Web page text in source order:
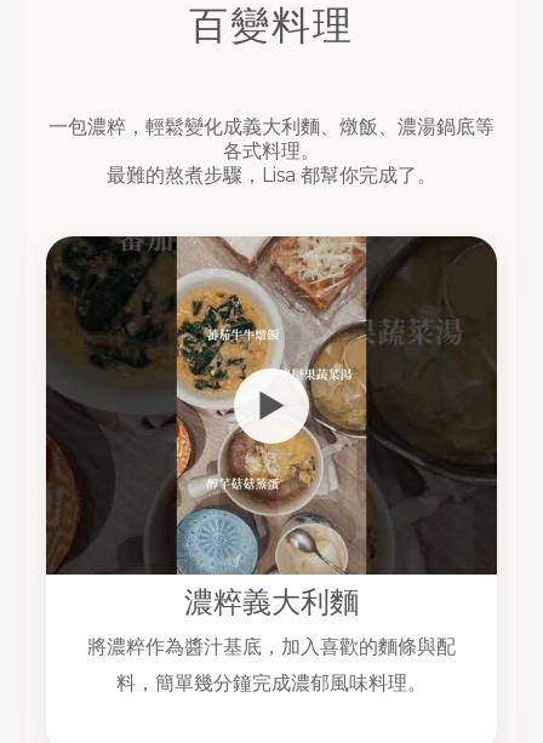
百變料理
一包濃粹，輕鬆變化成義大利麵、燉飯、濃湯鍋底等
各式料理。
最難的熬煮步驟，Lisa 都幫你完成了。
▶
濃粹義大利麵
將濃粹作為醬汁基底，加入喜歡的麵條與配
料，簡單幾分鐘完成濃郁風味料理。